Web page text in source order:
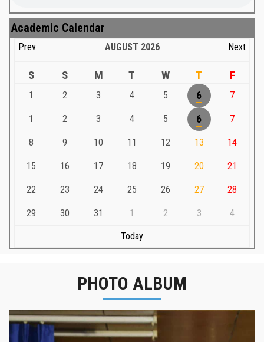
Academic Calendar
Prev AUGUST 2026 Next
S S M T W T F
1 2 3 4 5 6 7
1 2 3 4 5 6 7
8 9 10 11 12 13 14
15 16 17 18 19 20 21
22 23 24 25 26 27 28
29 30 31 1 2 3 4
Today
PHOTO ALBUM